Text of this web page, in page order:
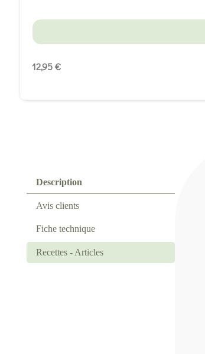
Description
Avis clients
Fiche technique
Recettes - Articles
12,95 €